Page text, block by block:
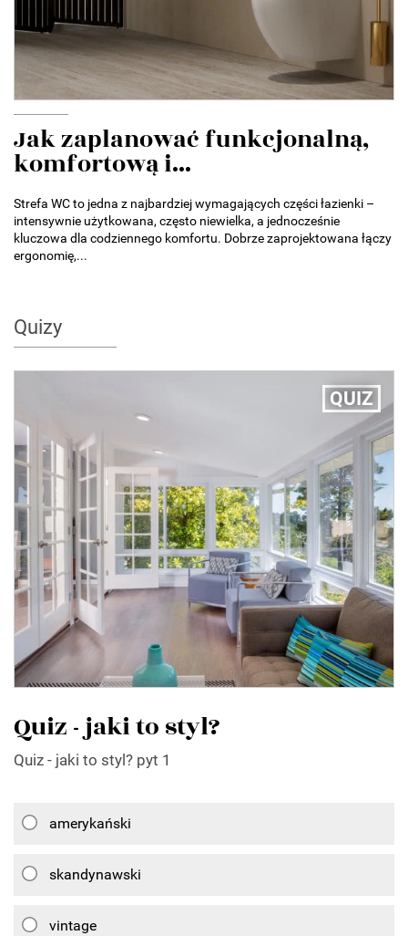
Jak zaplanować funkcjonalną,
komfortową i...
Strefa WC to jedna z najbardziej wymagających części łazienki –
intensywnie użytkowana, często niewielka, a jednocześnie
kluczowa dla codziennego komfortu. Dobrze zaprojektowana łączy
ergonomię,...
Quizy
QUIZ
Quiz - jaki to styl?
Quiz - jaki to styl? pyt 1
amerykański
skandynawski
vintage